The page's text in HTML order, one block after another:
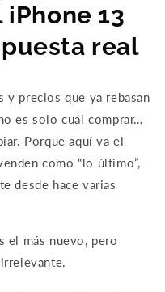
13
real
precios que ya rebasan
es solo cuál comprar…
Porque aquí va el
como “lo último”,
desde hace varias
el más nuevo, pero